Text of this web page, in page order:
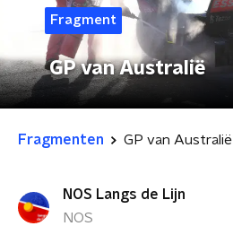
Fragment
GP van Australië
Fragmenten GP van Australië
NOS Langs de Lijn
NOS